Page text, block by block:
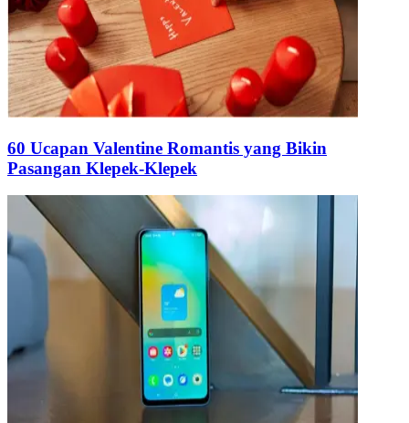
60 Ucapan Valentine Romantis yang Bikin
Pasangan Klepek-Klepek